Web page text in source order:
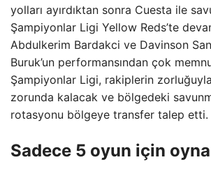
yolları ayırdıktan sonra Cuesta ile
Şampiyonlar Ligi Yellow Reds’te
Abdulkerim Bardakci ve Davinson
Buruk’un performansından çok
Şampiyonlar Ligi, rakiplerin
zorunda kalacak ve bölgedeki
rotasyonu bölgeye transfer talep etti.
Sadece 5 oyun için